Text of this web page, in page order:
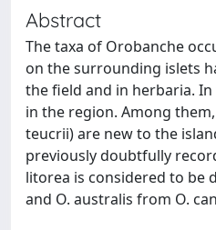
Abstract
The taxa of Orobanche
on the surrounding islets
the field and in herbaria.
in the region. Among
teucrii) are new to the
previously doubtfully
litorea is considered to be
and O. australis from O.